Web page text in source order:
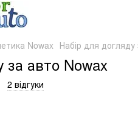
Nowax Набір для
за авто Nowax
2 відгуки